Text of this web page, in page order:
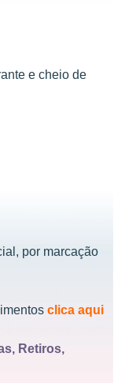
e cheio de
por marcação
clica aqui
Retiros,